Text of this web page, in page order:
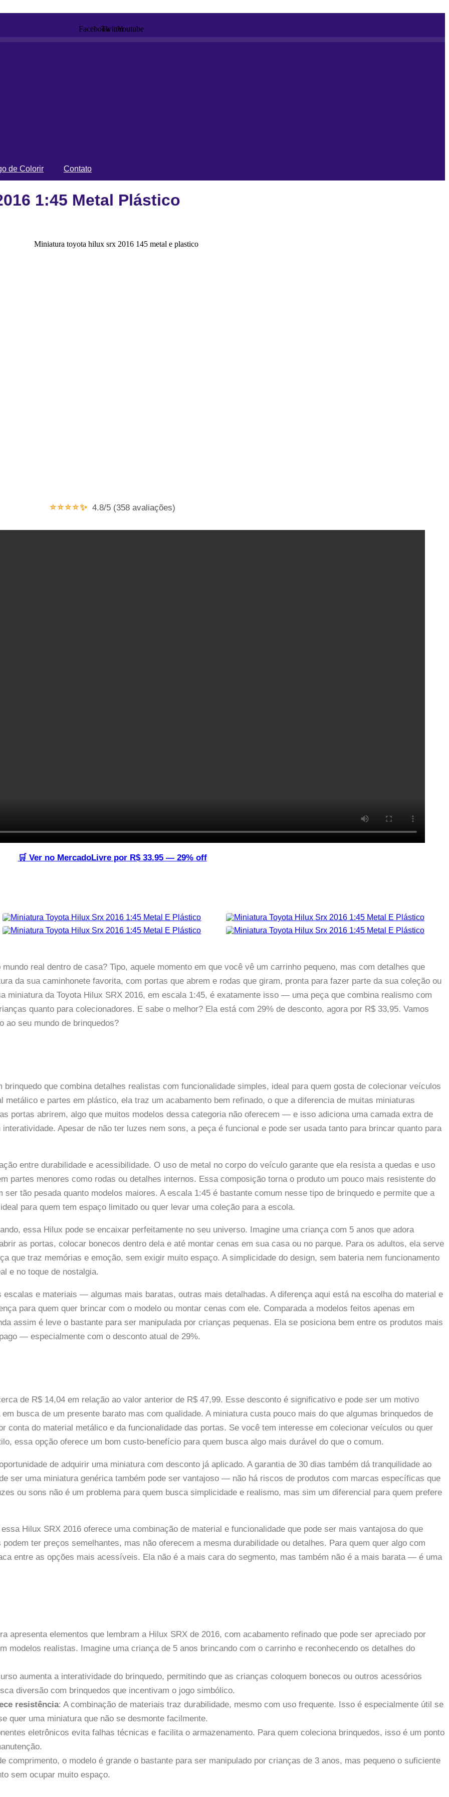
FacebookTwitterYoutube
de Colorir Contato
1:45 Metal Plástico
⭐⭐⭐⭐✨ 4.8/5 (358 avaliações)
🛒 Ver no MercadoLivre por R$ 33.95 — 29% off
real dentro de casa? Tipo, aquele momento em que você vê um carrinho pequeno, mas com detalhes que
da sua caminhonete favorita, com portas que abrem e rodas que giram, pronta para fazer parte da sua coleção ou
miniatura da Toyota Hilux SRX 2016, em escala 1:45, é exatamente isso — uma peça que combina realismo com
quanto para colecionadores. E sabe o melhor? Ela está com 29% de desconto, agora por R$ 33,95. Vamos
ao seu mundo de brinquedos?
que combina detalhes realistas com funcionalidade simples, ideal para quem gosta de colecionar veículos
e partes em plástico, ela traz um acabamento bem refinado, o que a diferencia de muitas miniaturas
portas abrirem, algo que muitos modelos dessa categoria não oferecem — e isso adiciona uma camada extra de
Apesar de não ter luzes nem sons, a peça é funcional e pode ser usada tanto para brincar quanto para
entre durabilidade e acessibilidade. O uso de metal no corpo do veículo garante que ela resista a quedas e uso
partes menores como rodas ou detalhes internos. Essa composição torna o produto um pouco mais resistente do
tão pesada quanto modelos maiores. A escala 1:45 é bastante comum nesse tipo de brinquedo e permite que a
para quem tem espaço limitado ou quer levar uma coleção para a escola.
essa Hilux pode se encaixar perfeitamente no seu universo. Imagine uma criança com 5 anos que adora
as portas, colocar bonecos dentro dela e até montar cenas em sua casa ou no parque. Para os adultos, ela serve
que traz memórias e emoção, sem exigir muito espaço. A simplicidade do design, sem bateria nem funcionamento
e no toque de nostalgia.
e materiais — algumas mais baratas, outras mais detalhadas. A diferença aqui está na escolha do material e
para quem quer brincar com o modelo ou montar cenas com ele. Comparada a modelos feitos apenas em
assim é leve o bastante para ser manipulada por crianças pequenas. Ela se posiciona bem entre os produtos mais
— especialmente com o desconto atual de 29%.
de R$ 14,04 em relação ao valor anterior de R$ 47,99. Esse desconto é significativo e pode ser um motivo
busca de um presente barato mas com qualidade. A miniatura custa pouco mais do que algumas brinquedos de
conta do material metálico e da funcionalidade das portas. Se você tem interesse em colecionar veículos ou quer
essa opção oferece um bom custo-benefício para quem busca algo mais durável do que o comum.
de adquirir uma miniatura com desconto já aplicado. A garantia de 30 dias também dá tranquilidade ao
ser uma miniatura genérica também pode ser vantajoso — não há riscos de produtos com marcas específicas que
ou sons não é um problema para quem busca simplicidade e realismo, mas sim um diferencial para quem prefere
Hilux SRX 2016 oferece uma combinação de material e funcionalidade que pode ser mais vantajosa do que
ter preços semelhantes, mas não oferecem a mesma durabilidade ou detalhes. Para quem quer algo com
entre as opções mais acessíveis. Ela não é a mais cara do segmento, mas também não é a mais barata — é uma
apresenta elementos que lembram a Hilux SRX de 2016, com acabamento refinado que pode ser apreciado por
modelos realistas. Imagine uma criança de 5 anos brincando com o carrinho e reconhecendo os detalhes do
aumenta a interatividade do brinquedo, permitindo que as crianças coloquem bonecos ou outros acessórios
diversão com brinquedos que incentivam o jogo simbólico.
resistência: A combinação de materiais traz durabilidade, mesmo com uso frequente. Isso é especialmente útil se
quer uma miniatura que não se desmonte facilmente.
eletrônicos evita falhas técnicas e facilita o armazenamento. Para quem coleciona brinquedos, isso é um ponto
comprimento, o modelo é grande o bastante para ser manipulado por crianças de 3 anos, mas pequeno o suficiente
sem ocupar muito espaço.